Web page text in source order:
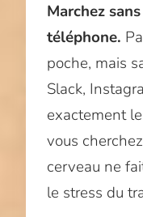
Marchez
téléphone.
poche, mais
Slack,
exactement
vous
cerveau ne
le stress du